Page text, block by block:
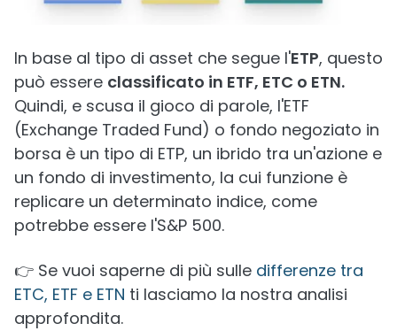
In base al tipo di asset che segue l'ETP, questo
può essere classificato in ETF, ETC o ETN.
Quindi, e scusa il gioco di parole, l'ETF
(Exchange Traded Fund) o fondo negoziato in
borsa è un tipo di ETP, un ibrido tra un'azione e
un fondo di investimento, la cui funzione è
replicare un determinato indice, come
potrebbe essere l'S&P 500.
👉 Se vuoi saperne di più sulle differenze tra
ETC, ETF e ETN ti lasciamo la nostra analisi
approfondita.